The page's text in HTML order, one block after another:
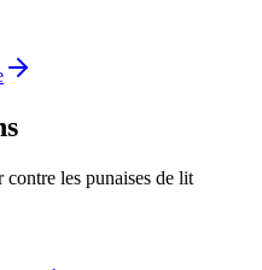
contre les punaises de lit